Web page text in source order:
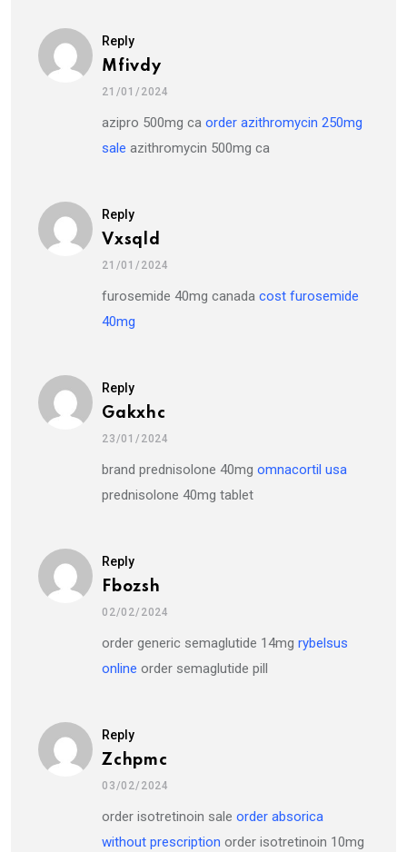
Reply
Mfivdy
21/01/2024
azipro 500mg ca order azithromycin 250mg
sale azithromycin 500mg ca
Reply
Vxsqld
21/01/2024
furosemide 40mg canada cost furosemide
40mg
Reply
Gakxhc
23/01/2024
brand prednisolone 40mg omnacortil usa
prednisolone 40mg tablet
Reply
Fbozsh
02/02/2024
order generic semaglutide 14mg rybelsus
online order semaglutide pill
Reply
Zchpmc
03/02/2024
order isotretinoin sale order absorica
without prescription order isotretinoin 10mg